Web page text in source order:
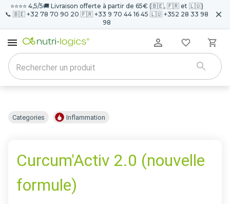
⭐️⭐️⭐️⭐️ 4,5/5🚚 Livraison offerte à partir de 65€ (🇧🇪, 🇫🇷 et 🇱🇺)
📞 🇧🇪 +32 78 70 90 20 🇫🇷 +33 9 70 44 16 45 🇱🇺 +352 28 33 98
98
Categories Inflammation
Curcum'Activ 2.0 (nouvelle
formule)